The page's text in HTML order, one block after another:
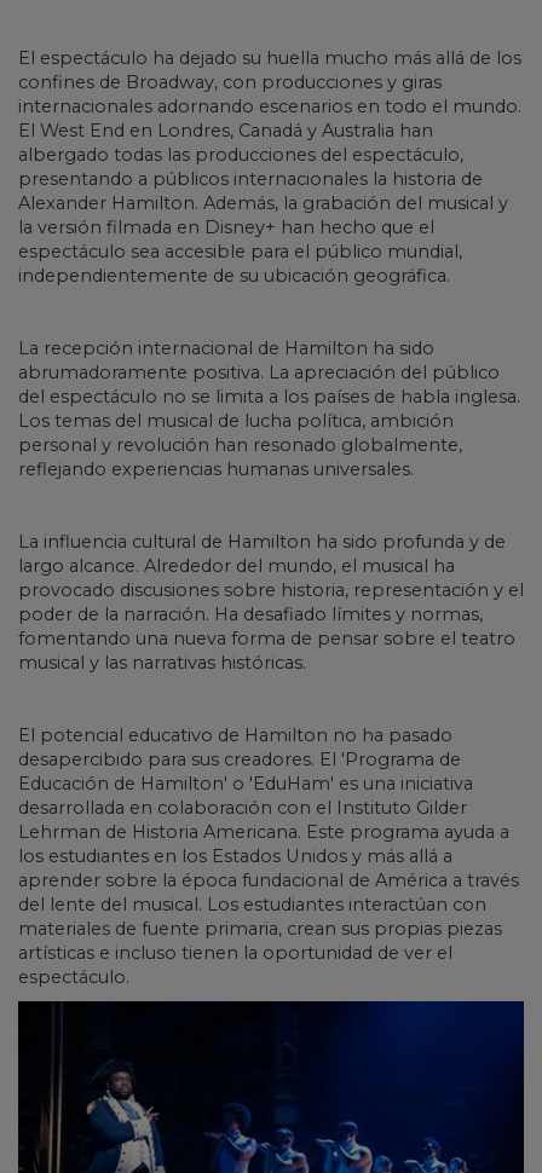
El espectáculo ha dejado su huella mucho más allá de los
confines de Broadway, con producciones y giras
internacionales adornando escenarios en todo el mundo.
El West End en Londres, Canadá y Australia han
albergado todas las producciones del espectáculo,
presentando a públicos internacionales la historia de
Alexander Hamilton. Además, la grabación del musical y
la versión filmada en Disney+ han hecho que el
espectáculo sea accesible para el público mundial,
independientemente de su ubicación geográfica.
La recepción internacional de Hamilton ha sido
abrumadoramente positiva. La apreciación del público
del espectáculo no se limita a los países de habla inglesa.
Los temas del musical de lucha política, ambición
personal y revolución han resonado globalmente,
reflejando experiencias humanas universales.
La influencia cultural de Hamilton ha sido profunda y de
largo alcance. Alrededor del mundo, el musical ha
provocado discusiones sobre historia, representación y el
poder de la narración. Ha desafiado límites y normas,
fomentando una nueva forma de pensar sobre el teatro
musical y las narrativas históricas.
El potencial educativo de Hamilton no ha pasado
desapercibido para sus creadores. El 'Programa de
Educación de Hamilton' o 'EduHam' es una iniciativa
desarrollada en colaboración con el Instituto Gilder
Lehrman de Historia Americana. Este programa ayuda a
los estudiantes en los Estados Unidos y más allá a
aprender sobre la época fundacional de América a través
del lente del musical. Los estudiantes interactúan con
materiales de fuente primaria, crean sus propias piezas
artísticas e incluso tienen la oportunidad de ver el
espectáculo.